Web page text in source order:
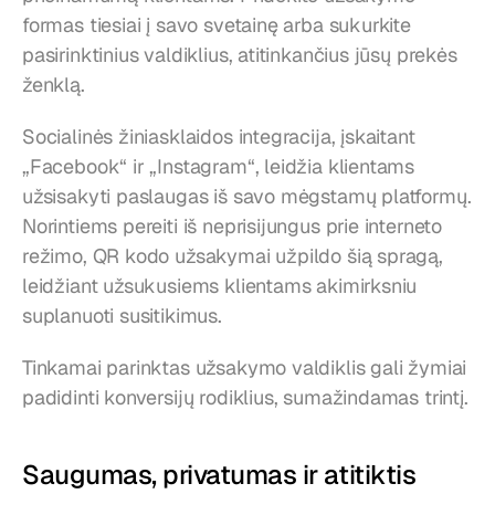
formas tiesiai į savo svetainę arba sukurkite
pasirinktinius valdiklius, atitinkančius jūsų prekės
ženklą.
Socialinės žiniasklaidos integracija, įskaitant
„Facebook“ ir „Instagram“, leidžia klientams
užsisakyti paslaugas iš savo mėgstamų platformų.
Norintiems pereiti iš neprisijungus prie interneto
režimo, QR kodo užsakymai užpildo šią spragą,
leidžiant užsukusiems klientams akimirksniu
suplanuoti susitikimus.
Tinkamai parinktas užsakymo valdiklis gali žymiai
padidinti konversijų rodiklius, sumažindamas trintį.
Saugumas, privatumas ir atitiktis